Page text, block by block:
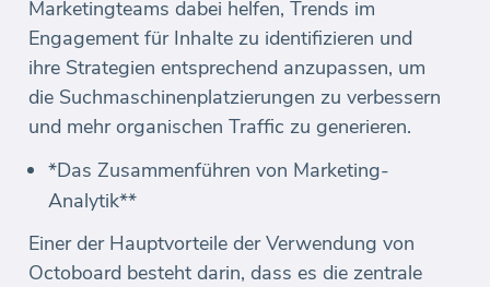
Marketingteams dabei helfen, Trends im
Engagement für Inhalte zu identifizieren und
ihre Strategien entsprechend anzupassen, um
die Suchmaschinenplatzierungen zu verbessern
und mehr organischen Traffic zu generieren.
*Das Zusammenführen von Marketing-
Analytik**
Einer der Hauptvorteile der Verwendung von
Octoboard besteht darin, dass es die zentrale